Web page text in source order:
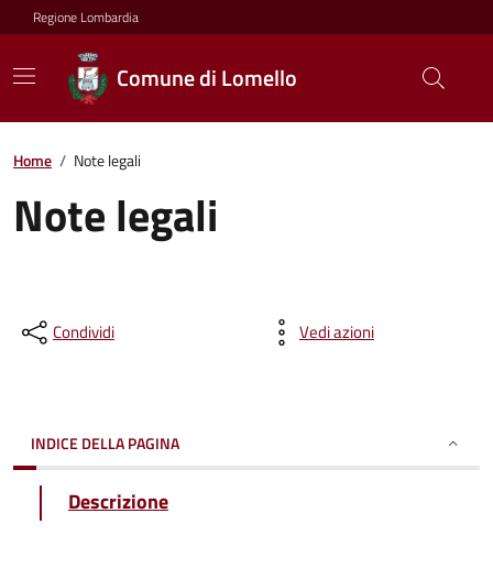
Regione Lombardia
Comune di Lomello
Home / Note legali
Note legali
Condividi Vedi azioni
INDICE DELLA PAGINA
Descrizione